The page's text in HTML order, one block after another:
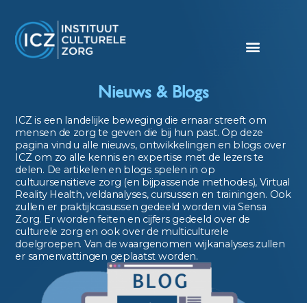
Nieuws & Blogs​
ICZ is een landelijke beweging die ernaar streeft om
mensen de zorg te geven die bij hun past. Op deze
pagina vind u alle nieuws, ontwikkelingen en blogs over
ICZ om zo alle kennis en expertise met de lezers te
delen. De artikelen en blogs spelen in op
cultuursensitieve zorg (en bijpassende methodes), Virtual
Reality Health, veldanalyses, cursussen en trainingen. Ook
zullen er praktijkcasussen gedeeld worden via Sensa
Zorg. Er worden feiten en cijfers gedeeld over de
culturele zorg en ook over de multiculturele
doelgroepen. Van de waargenomen wijkanalyses zullen
er samenvattingen geplaatst worden.